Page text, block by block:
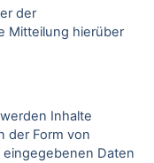
der
Mitteilung hierüber
Inhalte
der Form von
Daten